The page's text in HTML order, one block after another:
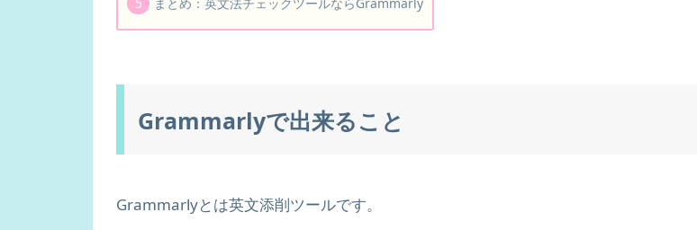
Grammarlyで出来ること
Grammarlyとは英文添削ツールです。